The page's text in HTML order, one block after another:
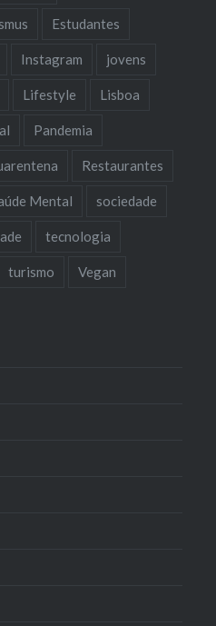
Estudantes
Instagram jovens
Lifestyle Lisboa
Pandemia
Restaurantes
Mental sociedade
tecnologia
turismo Vegan